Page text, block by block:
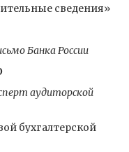
сведения»
Банка России
аудиторской
бухгалтерской